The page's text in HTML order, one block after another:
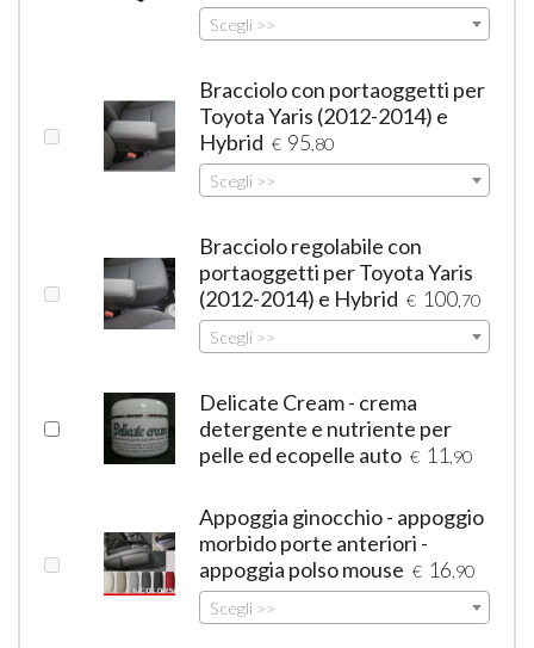
Scegli >>
Bracciolo con portaoggetti per
Toyota Yaris (2012-2014) e
Hybrid € 95 ,80
Scegli >>
Bracciolo regolabile con
portaoggetti per Toyota Yaris
(2012-2014) e Hybrid € 100 ,70
Scegli >>
Delicate Cream - crema
detergente e nutriente per
pelle ed ecopelle auto € 11 ,90
Appoggia ginocchio - appoggio
morbido porte anteriori -
appoggia polso mouse € 16 ,90
Scegli >>